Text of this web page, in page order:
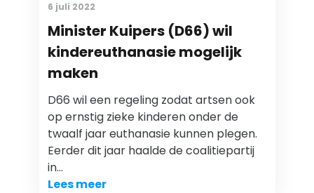
6 juli 2022
Minister Kuipers (D66) wil
kindereuthanasie mogelijk
maken
D66 wil een regeling zodat artsen ook
op ernstig zieke kinderen onder de
twaalf jaar euthanasie kunnen plegen.
Eerder dit jaar haalde de coalitiepartij
in…
Lees meer